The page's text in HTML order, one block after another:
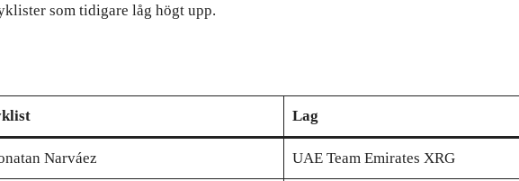
som tidigare låg högt upp.
Lag
Narváez UAE Team Emirates XRG